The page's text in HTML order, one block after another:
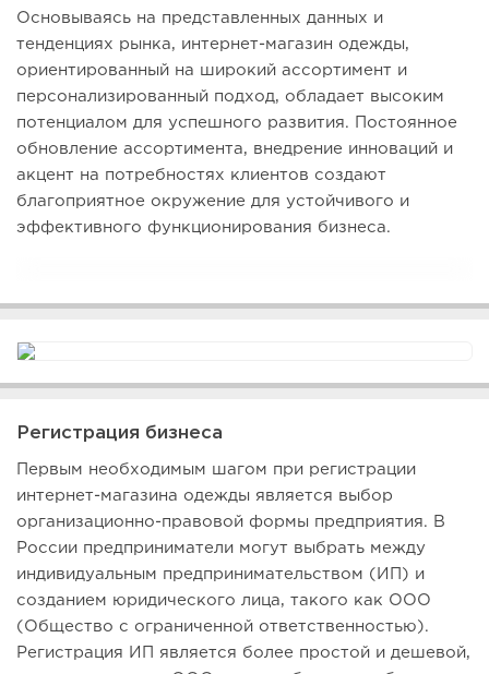
Основываясь на представленных данных и
тенденциях рынка, интернет-магазин одежды,
ориентированный на широкий ассортимент и
персонализированный подход, обладает высоким
потенциалом для успешного развития. Постоянное
обновление ассортимента, внедрение инноваций и
акцент на потребностях клиентов создают
благоприятное окружение для устойчивого и
эффективного функционирования бизнеса.
Регистрация бизнеса
Первым необходимым шагом при регистрации
интернет-магазина одежды является выбор
организационно-правовой формы предприятия. В
России предприниматели могут выбрать между
индивидуальным предпринимательством (ИП) и
созданием юридического лица, такого как ООО
(Общество с ограниченной ответственностью).
Регистрация ИП является более простой и дешевой,